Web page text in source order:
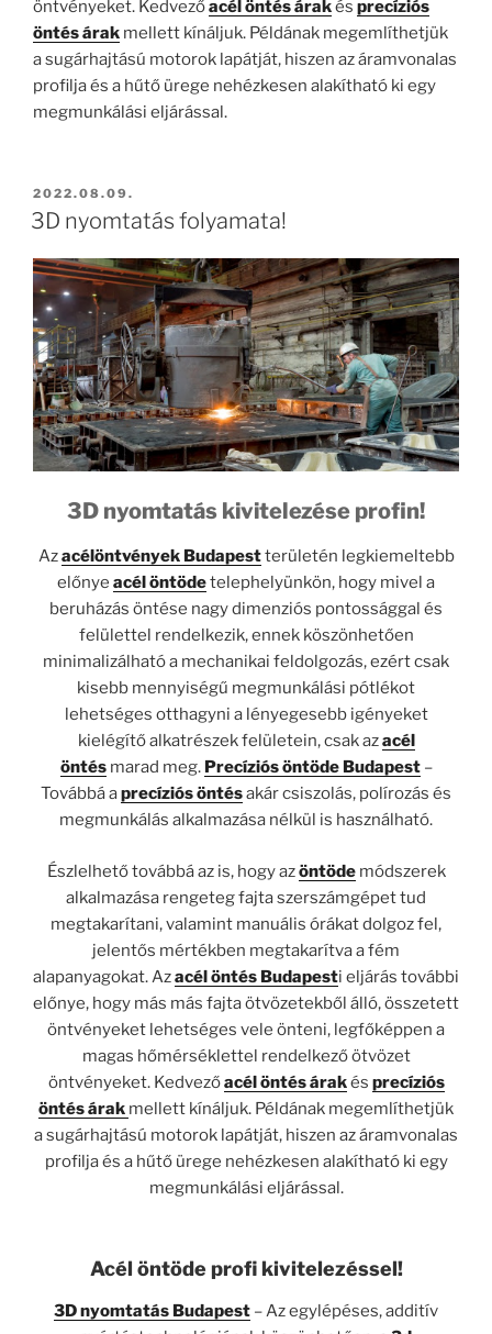
öntvényeket. Kedvezőacél öntés árakés precíziós
öntés árak mellett kínáljuk. Példának megemlíthetjük
a sugárhajtású motorok lapátját, hiszen az áramvonalas
profilja és a hűtő ürege nehézkesen alakítható ki egy
megmunkálási eljárással.
BEKÜLDVE:
2022.08.09.
3D nyomtatás folyamata!
3D nyomtatás kivitelezése profin!
Azacélöntvények Budapestterületén legkiemeltebb
előnye acél öntödetelephelyünkön, hogy mivel a
beruházás öntése nagy dimenziós pontossággal és
felülettel rendelkezik, ennek köszönhetően
minimalizálható a mechanikai feldolgozás, ezért csak
kisebb mennyiségű megmunkálási pótlékot
lehetséges otthagyni a lényegesebb igényeket
kielégítő alkatrészek felületein, csak azacél
öntésmarad meg. Precíziós öntöde Budapest–
Továbbá aprecíziós öntésakár csiszolás, polírozás és
megmunkálás alkalmazása nélkül is használható.
Észlelhető továbbá az is, hogy azöntödemódszerek
alkalmazása rengeteg fajta szerszámgépet tud
megtakarítani, valamint manuális órákat dolgoz fel,
jelentős mértékben megtakarítva a fém
alapanyagokat. Azacél öntés Budapesti eljárás további
előnye, hogy más más fajta ötvözetekből álló, összetett
öntvényeket lehetséges vele önteni, legfőképpen a
magas hőmérséklettel rendelkező ötvözet
öntvényeket. Kedvezőacél öntés árakés precíziós
öntés árak mellett kínáljuk. Példának megemlíthetjük
a sugárhajtású motorok lapátját, hiszen az áramvonalas
profilja és a hűtő ürege nehézkesen alakítható ki egy
megmunkálási eljárással.
Acél öntöde profi kivitelezéssel!
3D nyomtatás Budapest – Az egylépéses, additív